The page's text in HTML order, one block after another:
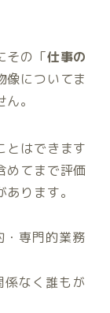
その「仕事の
像についてま
。
とはできます
めてまで評価
ります。
・専門的業務
係なく誰もが